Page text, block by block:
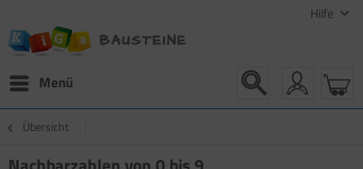
Hilfe
Menü
Übersicht